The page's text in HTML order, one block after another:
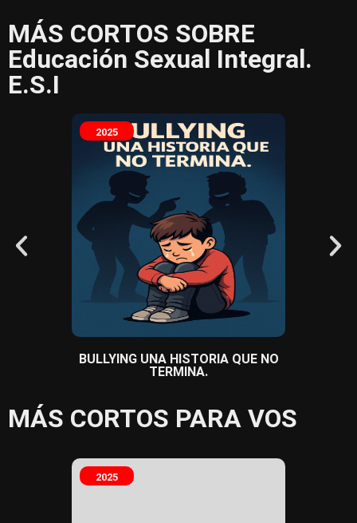
MÁS CORTOS SOBRE
Educación Sexual Integral.
E.S.I
2025
BULLYING UNA HISTORIA QUE NO
TERMINA.
MÁS CORTOS PARA VOS
2025